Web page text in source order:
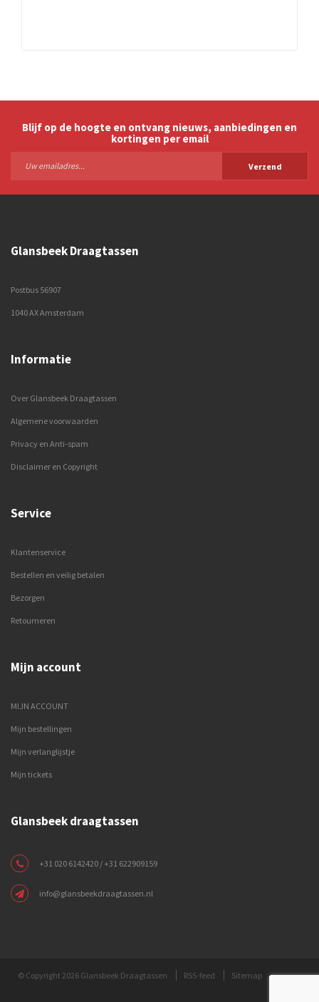
Blijf op de hoogte en ontvang nieuws, aanbiedingen en
kortingen per email
Verzend
Glansbeek Draagtassen
Postbus 56907
1040 AX Amsterdam
Informatie
Over Glansbeek Draagtassen
Algemene voorwaarden
Privacy en Anti-spam
Disclaimer en Copyright
Service
Klantenservice
Bestellen en veilig betalen
Bezorgen
Retourneren
Mijn account
MIJN ACCOUNT
Mijn bestellingen
Mijn verlanglijstje
Mijn tickets
Glansbeek draagtassen
+31 020 6142420 / +31 622909159
info@glansbeekdraagtassen.nl
© Copyright 2026 Glansbeek Draagtassen RSS-feed Sitemap